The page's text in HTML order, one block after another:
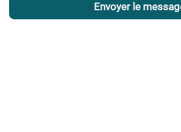
Envoyer le